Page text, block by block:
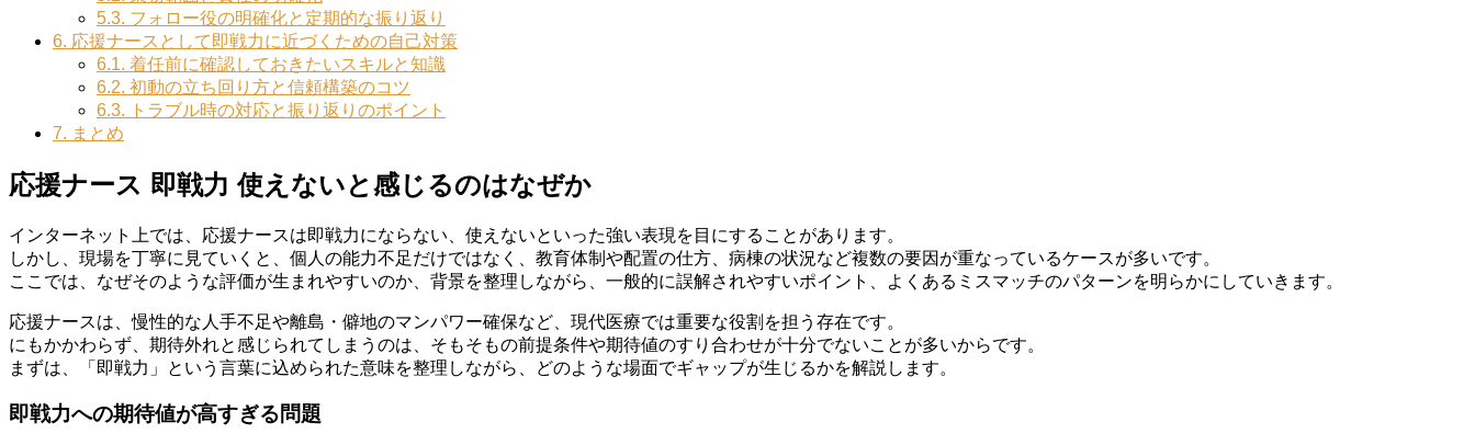
5.3. フォロー役の明確化と定期的な振り返り
6. 応援ナースとして即戦力に近づくための自己対策
6.1. 着任前に確認しておきたいスキルと知識
6.2. 初動の立ち回り方と信頼構築のコツ
6.3. トラブル時の対応と振り返りのポイント
7. まとめ
応援ナース 即戦力 使えないと感じるのはなぜか
インターネット上では、応援ナースは即戦力にならない、使えないといった強い表現を目にすることがあります。
しかし、現場を丁寧に見ていくと、個人の能力不足だけではなく、教育体制や配置の仕方、病棟の状況など複数の要因が重なっているケースが多いです。
ここでは、なぜそのような評価が生まれやすいのか、背景を整理しながら、一般的に誤解されやすいポイント、よくあるミスマッチのパターンを明らかにしていきます。
応援ナースは、慢性的な人手不足や離島・僻地のマンパワー確保など、現代医療では重要な役割を担う存在です。
にもかかわらず、期待外れと感じられてしまうのは、そもそもの前提条件や期待値のすり合わせが十分でないことが多いからです。
まずは、「即戦力」という言葉に込められた意味を整理しながら、どのような場面でギャップが生じるかを解説します。
即戦力への期待値が高すぎる問題